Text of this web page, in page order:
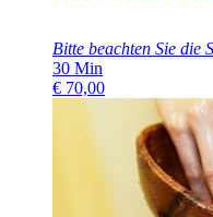
Bitte beachten Sie die
30 Min
€ 70,00